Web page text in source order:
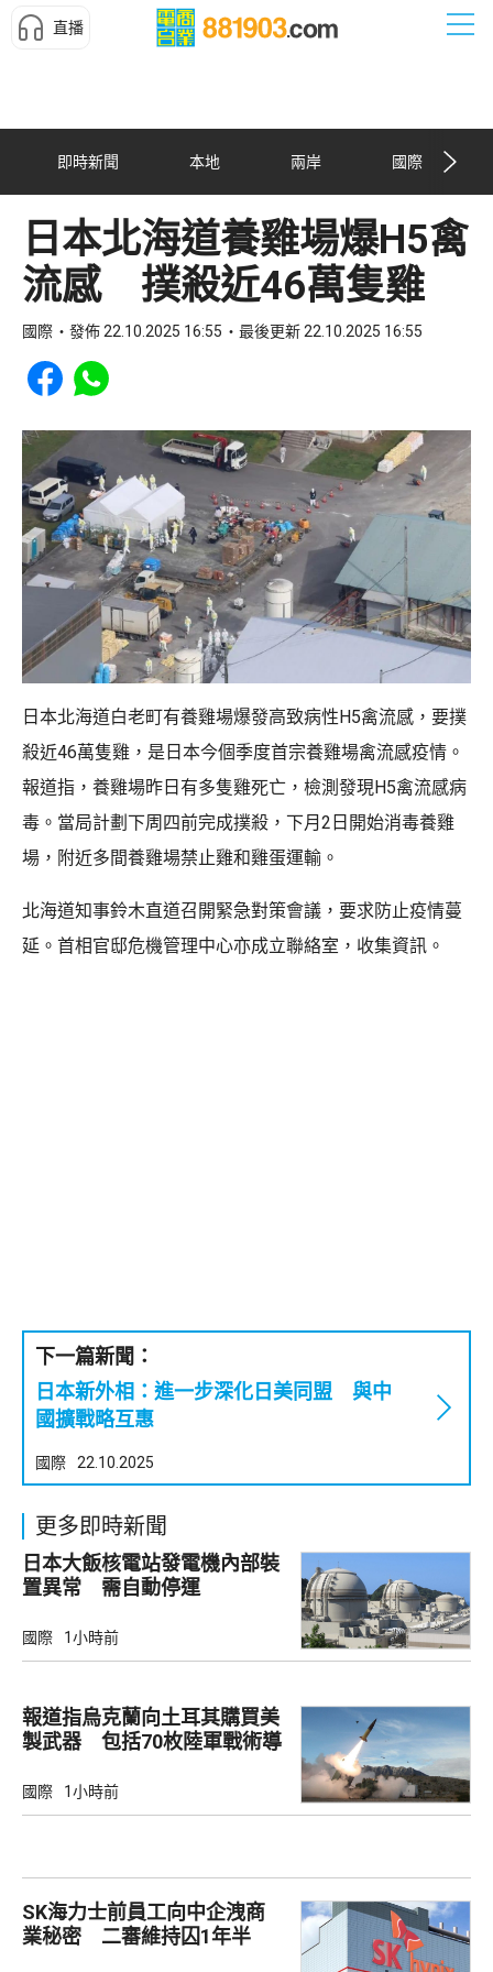
直播
即時新聞 本地 兩岸 國際
日本北海道養雞場爆H5禽
流感 撲殺近46萬隻雞
國際 發佈 22.10.2025 16:55 最後更新 22.10.2025 16:55
Share to Facebook
Share to WhatsApp
日本北海道白老町有養雞場爆發高致病性H5禽流感，要撲
殺近46萬隻雞，是日本今個季度首宗養雞場禽流感疫情。
報道指，養雞場昨日有多隻雞死亡，檢測發現H5禽流感病
毒。當局計劃下周四前完成撲殺，下月2日開始消毒養雞
場，附近多間養雞場禁止雞和雞蛋運輸。
北海道知事鈴木直道召開緊急對策會議，要求防止疫情蔓
延。首相官邸危機管理中心亦成立聯絡室，收集資訊。
下一篇新聞：
日本新外相：進一步深化日美同盟 與中
國擴戰略互惠
國際 22.10.2025
更多即時新聞
日本大飯核電站發電機內部裝
置異常 需自動停運
國際 1小時前
報道指烏克蘭向土耳其購買美
製武器 包括70枚陸軍戰術導
國際 1小時前
SK海力士前員工向中企洩商
業秘密 二審維持囚1年半